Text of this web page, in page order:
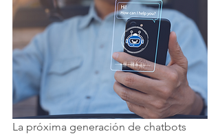
La próxima generación de chatbots